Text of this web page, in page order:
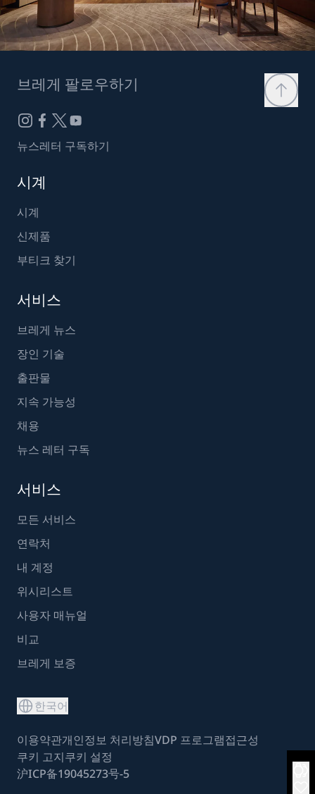
브레게 팔로우하기
뉴스레터 구독하기
시계
시계
신제품
부티크 찾기
서비스
브레게 뉴스
장인 기술
출판물
지속 가능성
채용
뉴스 레터 구독
서비스
모든 서비스
연락처
내 계정
위시리스트
사용자 매뉴얼
비교
브레게 보증
한국어
이용약관개인정보 처리방침VDP 프로그램접근성
쿠키 고지쿠키 설정
沪ICP备19045273号-5